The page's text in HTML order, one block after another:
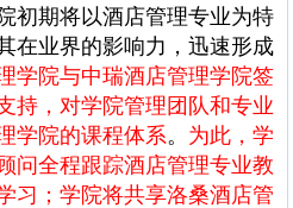
期将以酒店管理专业为特
在业界的影响力，迅速形成
学院与中瑞酒店管理学院签
持，对学院管理团队和专业
学院的课程体系。 为此，学
问全程跟踪酒店管理专业教
习；学院将共享洛桑酒店管